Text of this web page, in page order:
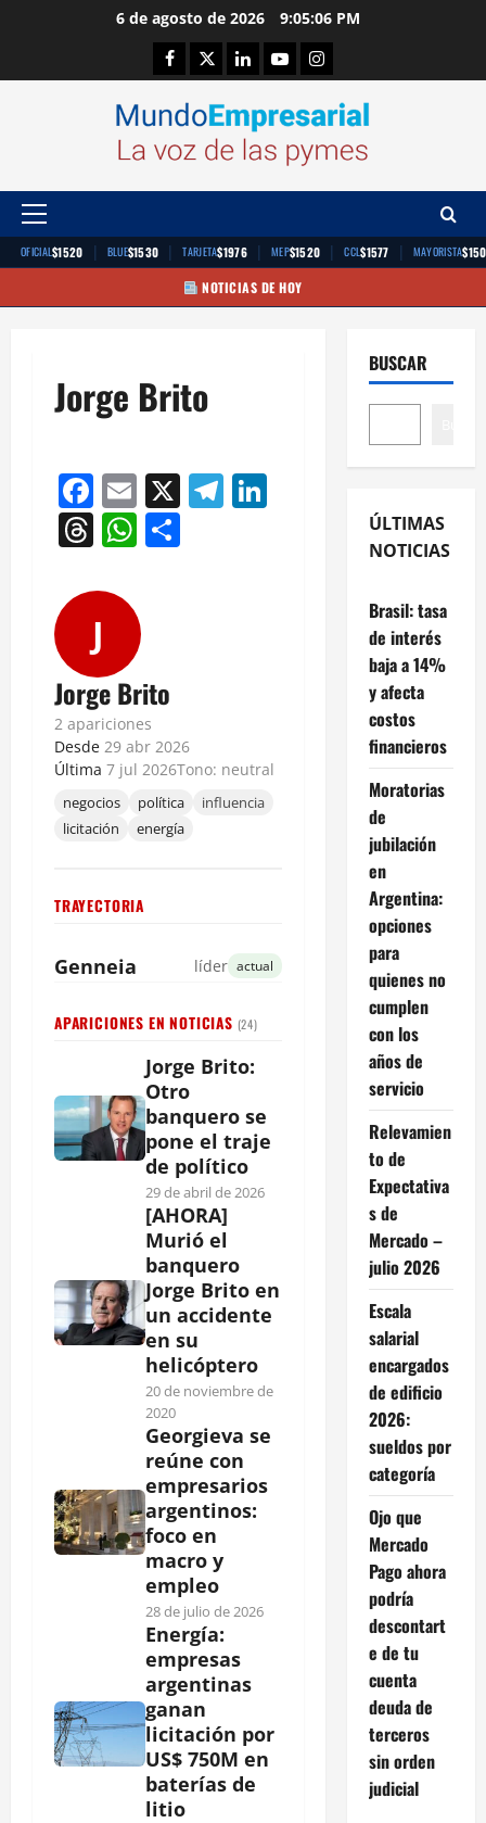
6 de agosto de 2026 9:05:06 PM
Facebook
TwitterLinkedinYoutubeInstagram
Menú
principal
OFICIAL$1520 | BLUE$1530 | TARJETA$1976 | MEP$1520 | CCL$1577 | MAYORISTA
NOTICIAS DE HOY
Jorge Brito
Facebook
Email
X Telegram
Threads
WhatsApp
J
Jorge Brito
2 apariciones
Desde 29 abr 2026
Última 7 jul 2026Tono: neutral
negocios política
influencia
licitación
energía
TRAYECTORIA
Genneia líder actual
APARICIONES EN NOTICIAS (24)
Jorge Brito:
Otro
banquero se
pone el traje
de político
29 de abril de 2026
[AHORA]
Murió el
banquero
Jorge Brito en
un accidente
en su
helicóptero
20 de noviembre de
2020
Georgieva se
reúne con
empresarios
argentinos:
foco en
macro y
empleo
28 de julio de 2026
Energía:
empresas
argentinas
ganan
licitación por
US$ 750M en
baterías de
litio
BUSCAR
ÚLTIMAS
NOTICIAS
Brasil: tasa
de interés
baja a 14%
y afecta
costos
financieros
Moratorias
de
jubilación
en
Argentina:
opciones
para
quienes no
cumplen
con los
años de
servicio
Relevamien
to de
Expectativa
s de
Mercado –
julio 2026
Escala
salarial
encargados
de edificio
2026:
sueldos por
categoría
Ojo que
Mercado
Pago ahora
podría
descontart
e de tu
cuenta
deuda de
terceros
sin orden
judicial